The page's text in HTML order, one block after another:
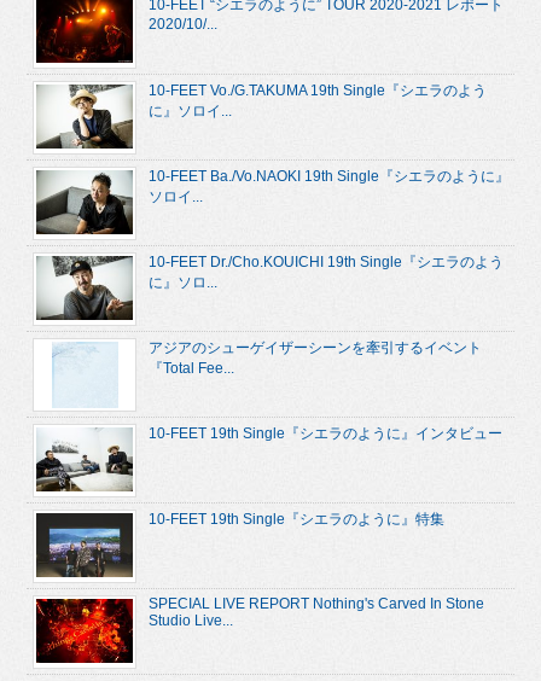
10-FEET “シエラのように” TOUR 2020-2021 レポート
2020/10/...
10-FEET Vo./G.TAKUMA 19th Single『シエラのよう
に』ソロイ...
10-FEET Ba./Vo.NAOKI 19th Single『シエラのように』
ソロイ...
10-FEET Dr./Cho.KOUICHI 19th Single『シエラのよう
に』ソロ...
アジアのシューゲイザーシーンを牽引するイベント
『Total Fee...
10-FEET 19th Single『シエラのように』インタビュー
10-FEET 19th Single『シエラのように』特集
SPECIAL LIVE REPORT Nothing's Carved In Stone
Studio Live...